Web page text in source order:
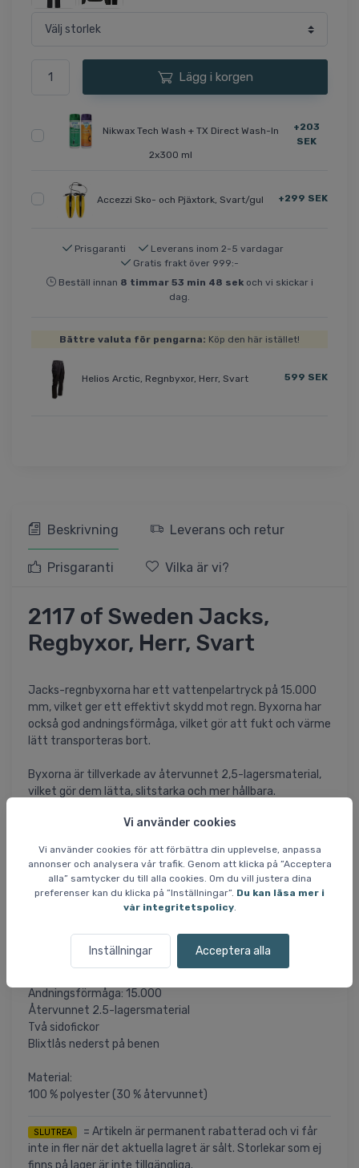
Vi använder cookies
Vi använder cookies för att förbättra din upplevelse, anpassa
annonser och analysera vår trafik. Genom att klicka på ”Acceptera
alla” samtycker du till alla cookies. Om du vill justera dina
preferenser kan du klicka på ”Inställningar”. Du kan läsa mer i
vår integritetspolicy.
Inställningar Acceptera alla
Lägg i korgen
Nikwax Tech Wash + TX Direct Wash-In
2x300 ml
+203
SEK
Accezzi Sko- och Pjäxtork, Svart/gul +299 SEK
Prisgaranti
Leverans inom 2-5 vardagar
Gratis frakt över 999:-
Beställ innan 8 timmar 53 min 47 sekoch vi skickar i
dag.
Bättre valuta för pengarna: Köp den här istället!
Helios Arctic, Regnbyxor, Herr, Svart 599 SEK
Beskrivning Leverans och retur
Prisgaranti Vilka är vi?
2117 of Sweden Jacks,
Regbyxor, Herr, Svart
Jacks-regnbyxorna har ett vattenpelartryck på 15.000
mm, vilket ger ett effektivt skydd mot regn. Byxorna har
också god andningsförmåga, vilket gör att fukt och värme
lätt transporteras bort.
Byxorna är tillverkade av återvunnet 2,5-lagersmaterial,
vilket gör dem lätta, slitstarka och mer hållbara.
miljövänligt förhållningssätt, vilket gör byxorna till ett
Byxorna har två lättåtkomliga sidofickor som ger
möjlighet till praktisk förvaring av mindre föremål. Längst
ner på benen är byxorna försedda med blixtlås för enkel
Specifikationer och egenskaper:
Andningsförmåga: 15.000
Återvunnet 2.5-lagersmaterial
Två sidofickor
Blixtlås nederst på benen
Material:
100 % polyester (30 % återvunnet)
SLUTREA
= Artikeln är permanent rabatterad och vi får
inte in fler när det aktuella lagret är sålt. Storlekar som ej
finns på lager är inte tillgängliga.